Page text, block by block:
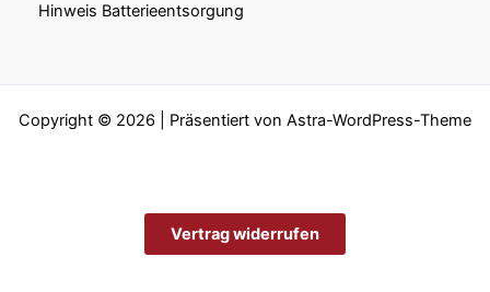
Hinweis Batterieentsorgung
Copyright © 2026 | Präsentiert von Astra-WordPress-Theme
Vertrag widerrufen